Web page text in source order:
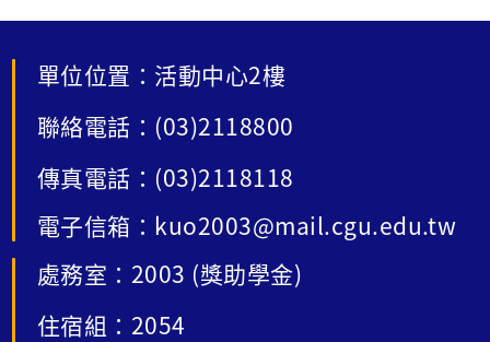
單位位置：活動中心2樓
聯絡電話：(03)2118800
傳真電話：(03)2118118
電子信箱：kuo2003@mail.cgu.edu.tw
處務室：2003 (獎助學金)
住宿組：2054